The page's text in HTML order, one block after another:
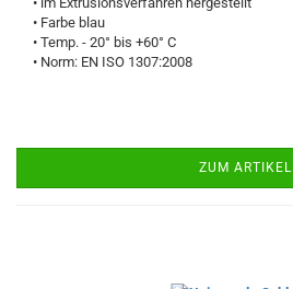
• Farbe blau
• Temp. - 20° bis +60° C
• Norm: EN ISO 1307:2008
ZUM ARTIKEL